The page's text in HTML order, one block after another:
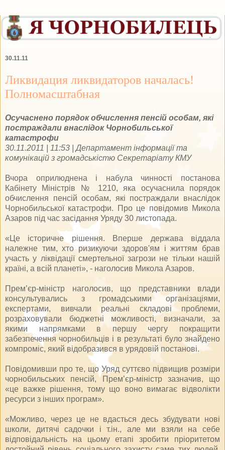
30.11.11
Ликвидация ликвидаторов началась!
Полномасштабная
Осучаснено порядок обчислення пенсій особам, які
постраждали внаслідок Чорнобильської
катастрофи
30.11.2011 | 11:53 | Департамент інформації та
комунікацій з громадськістю Секретаріату КМУ
Вчора оприлюднена і набула чинності постанова
Кабінету Міністрів № 1210, яка осучаснила порядок
обчислення пенсій особам, які постраждали внаслідок
Чорнобильської катастрофи. Про це повідомив Микола
Азаров під час засідання Уряду 30 листопада.
«Це історичне рішення. Вперше держава віддала
належне тим, хто ризикуючи здоров'ям і життям брав
участь у ліквідації смертельної загрози не тільки нашій
країні, а всій планеті», - наголосив Микола Азаров.
Прем’єр-міністр наголосив, що представники влади
консультувались з громадськими організаціями,
експертами, вивчали реальні складові проблеми,
розраховували бюджетні можливості, визначали, за
якими напрямками в першу чергу покращити
забезпечення чорнобильців і в результаті було знайдено
компроміс, який відобразився в урядовій постанові.
Повідомивши про те, що Уряд суттєво підвищив розміри
чорнобильських пенсій, Прем’єр-міністр зазначив, що
«це важке рішення, тому що воно вимагає відволікти
ресурси з інших програм».
«Можливо, через це не вдасться десь збудувати нові
школи, дитячі садочки і т.ін., але ми взяли на себе
відповідальність на цьому етапі зробити пріоритетом